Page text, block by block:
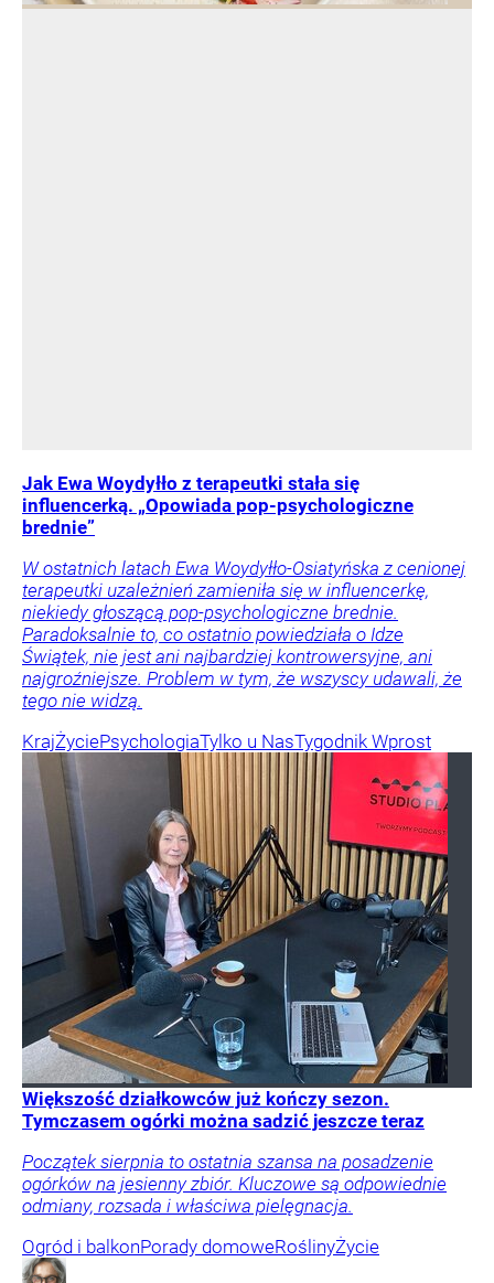
Jak Ewa Woydyłło z terapeutki stała się
influencerką. „Opowiada pop-psychologiczne
brednie”
W ostatnich latach Ewa Woydyłło-Osiatyńska z cenionej
terapeutki uzależnień zamieniła się w influencerkę,
niekiedy głoszącą pop-psychologiczne brednie.
Paradoksalnie to, co ostatnio powiedziała o Idze
Świątek, nie jest ani najbardziej kontrowersyjne, ani
najgroźniejsze. Problem w tym, że wszyscy udawali, że
tego nie widzą.
KrajŻyciePsychologiaTylko u NasTygodnik Wprost
Większość działkowców już kończy sezon.
Tymczasem ogórki można sadzić jeszcze teraz
Początek sierpnia to ostatnia szansa na posadzenie
ogórków na jesienny zbiór. Kluczowe są odpowiednie
odmiany, rozsada i właściwa pielęgnacja.
Ogród i balkonPorady domoweRoślinyŻycie